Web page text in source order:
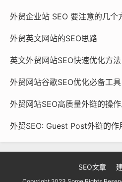
外贸企业站 SEO 要注意的几个
外贸英文网站的SEO思路
英文外贸网站SEO快速优化方法
外贸网站谷歌SEO优化必备工具
外贸网站SEO高质量外链的操
外贸SEO: Guest Post外链的作
SEO文章